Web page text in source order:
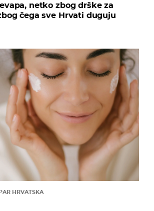
netko zbog drške za
čega sve Hrvati duguju
HRVATSKA